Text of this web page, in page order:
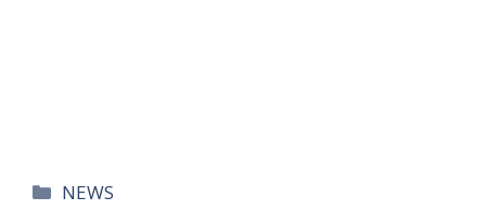
카
NEWS